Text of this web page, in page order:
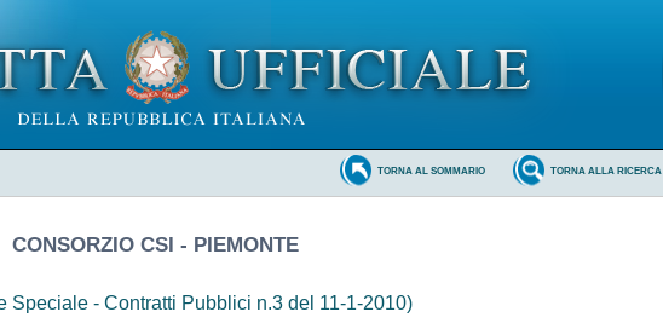
TORNA ALLA RICERCA
TORNA AL SOMMARIO
CONSORZIO CSI - PIEMONTE
Speciale - Contratti Pubblici n.3 del 11-1-2010)